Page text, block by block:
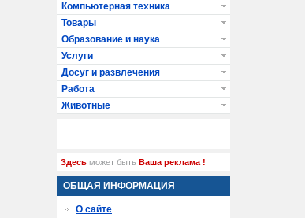
Компьютерная техника
Товары
Образование и наука
Услуги
Досуг и развлечения
Работа
Животные
Здесь может быть Ваша реклама !
ОБЩАЯ ИНФОРМАЦИЯ
О сайте